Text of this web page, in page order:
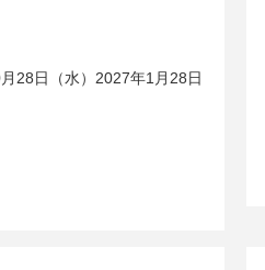
28日（水）2027年1月28日